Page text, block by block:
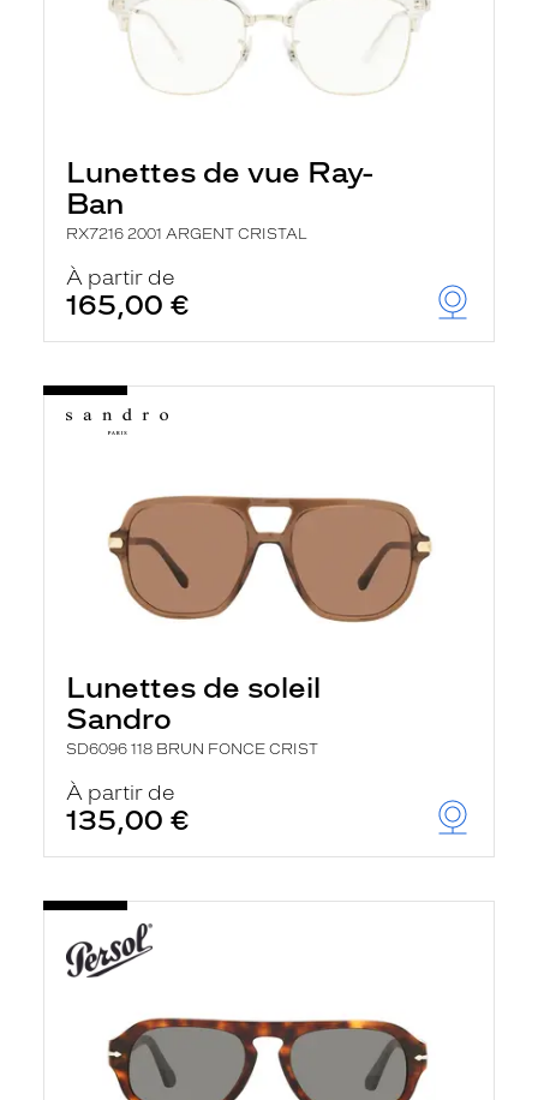
Lunettes de vue Ray-
Ban
RX7216 2001 ARGENT CRISTAL
À partir de
165,00 €
Lunettes de soleil
Sandro
SD6096 118 BRUN FONCE CRIST
À partir de
135,00 €